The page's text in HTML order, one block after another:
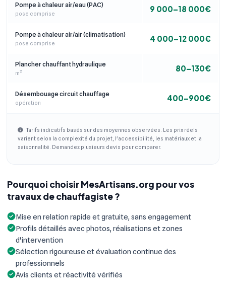
Pompe à chaleur air/eau (PAC)
pose comprise 9 000–18 000€
Pompe à chaleur air/air (climatisation)
pose comprise 4 000–12 000€
Plancher chauffant hydraulique
m² 80–130€
Désembouage circuit chauffage
opération 400–900€
Tarifs indicatifs basés sur des moyennes observées. Les prix réels
varient selon la complexité du projet, l'accessibilité, les matériaux et la
saisonnalité. Demandez plusieurs devis pour comparer.
Pourquoi choisir MesArtisans.org pour vos
travaux de chauffagiste ?
Mise en relation rapide et gratuite, sans engagement
Profils détaillés avec photos, réalisations et zones
d'intervention
Sélection rigoureuse et évaluation continue des
professionnels
Avis clients et réactivité vérifiés